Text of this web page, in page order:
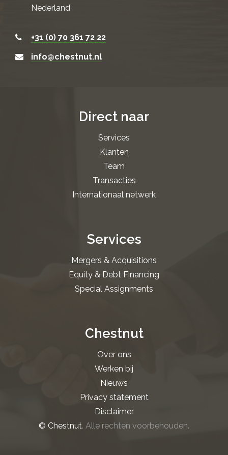
Nederland
+31 (0) 70 361 72 22
info@chestnut.nl
Direct naar
Services
Klanten
Team
Transacties
Internationaal netwerk
Services
Mergers & Acquisitions
Equity & Debt Financing
Special Assignments
Chestnut
Over ons
Werken bij
Nieuws
Privacy statement
Disclaimer
© Chestnut. Alle rechten voorbehouden.